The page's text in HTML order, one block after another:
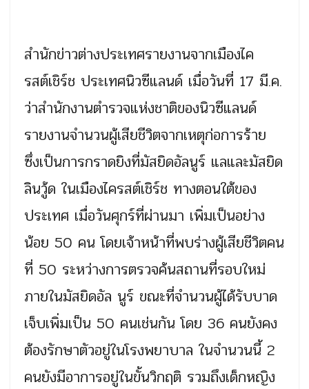
สำนักข่าวต่างประเทศรายงานจากเมืองไค
รสต์เชิร์ช ประเทศนิวซีแลนด์ เมื่อวันที่ 17 มี.ค.
ว่าสำนักงานตำรวจแห่งชาติของนิวซีแลนด์
รายงานจำนวนผู้เสียชีวิตจากเหตุก่อการร้าย
ซึ่งเป็นการกราดยิงที่มัสยิดอัลนูร์ แลและมัสยิด
ลินวู้ด ในเมืองไครสต์เชิร์ช ทางตอนใต้ของ
ประเทศ เมื่อวันศุกร์ที่ผ่านมา เพิ่มเป็นอย่าง
น้อย 50 คน โดยเจ้าหน้าที่พบร่างผู้เสียชีวิตคน
ที่ 50 ระหว่างการตรวจค้นสถานที่รอบใหม่
ภายในมัสยิดอัล นูร์ ขณะที่จำนวนผู้ได้รับบาด
เจ็บเพิ่มเป็น 50 คนเช่นกัน โดย 36 คนยังคง
ต้องรักษาตัวอยู่ในโรงพยาบาล ในจำนวนนี้ 2
คนยังมีอาการอยู่ในขั้นวิกฤติ รวมถึงเด็กหญิง